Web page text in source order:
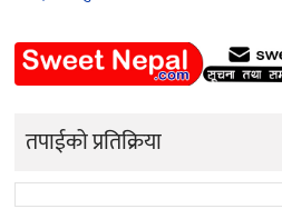
तपाईको प्रतिक्रिया